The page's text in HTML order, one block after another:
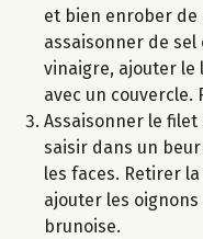
et bien enrober de
assaisonner de sel
vinaigre, ajouter
avec un couvercle.
Assaisonner le
saisir dans un
les faces. Retirer
ajouter les
brunoise.